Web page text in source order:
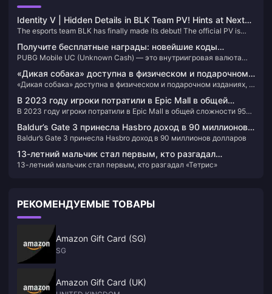
Identity V | Hidden Details in BLK Team PV! Hints at Next
Team's Character Selection?
The esports team BLK has finally made its debut! The official PV is
lineup.
Получите бесплатные награды: новейшие коды
активации UC для PUBG Mobile
PUBG Mobile UC (Unknown Cash) — это внутриигровая валюта
эксклюзивные предметы, такие как скины, костюмы, окраски
оружия, а также Royal Pass, который обеспечивает доступ к ряду
сезонных наград и миссий. Эта валюта улучшает игровой
процесс, предлагая игрокам возможность настраивать своих
персонажей и снаряжение, делая игровой процесс уникальным и
визуально привлекательным.
«Дикая собака» доступна в физическом и подарочном
изданиях, а также объявлены требования к
конфигурации ПК для игры.
«Дикая собака» доступна в физическом и подарочном изданиях, а
В 2023 году игроки потратили в Epic Mall в общей
сложности 950 миллионов долларов США, всего было
роздано 86 игр.
В 2023 году игроки потратили в Epic Mall в общей сложности 950
Baldur’s Gate 3 принесла Hasbro доход в 90 миллионов
долларов
Baldur’s Gate 3 принесла Hasbro доход в 90 миллионов долларов
13-летний мальчик стал первым, кто разгадал
«Тетрис»
13-летний мальчик стал первым, кто разгадал «Тетрис»
РЕКОМЕНДУЕМЫЕ ТОВАРЫ
Amazon Gift Card (SG)
SG
Amazon Gift Card (UK)